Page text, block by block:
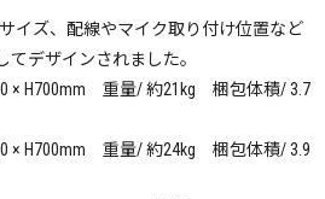
イズ、配線やマイク取り付け位置など
てデザインされました。
× H700mm 重量/ 約21kg 梱包体積/ 3.7
× H700mm 重量/ 約24kg 梱包体積/ 3.9